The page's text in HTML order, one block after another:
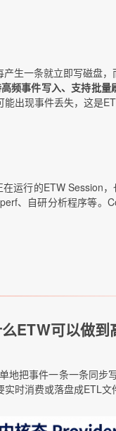
生一条就立即写磁盘
频事件写入、支持批
出现事件丢失，这是
运行的ETW Session
、自研分析程序等。
ETW可以做到
地把事件一条一条同步
时消费或落盘成ETL文